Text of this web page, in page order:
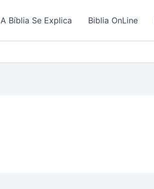
A Bíblia Se Explica Biblia OnLine